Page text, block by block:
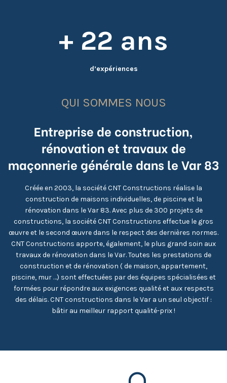
+ 22 ans
d’expériences
QUI SOMMES NOUS
Entreprise de construction,
rénovation et travaux de
maçonnerie générale dans le Var 83
Créée en 2003, la société CNT Constructions réalise la
construction de maisons individuelles, de piscine et la
rénovation dans le Var 83. Avec plus de 300 projets de
constructions, la société CNT Constructions effectue le gros
œuvre et le second œuvre dans le respect des dernières normes.
CNT Constructions apporte, également, le plus grand soin aux
travaux de rénovation dans le Var. Toutes les prestations de
construction et de rénovation ( de maison, appartement,
piscine, mur …) sont effectuées par des équipes spécialisées et
formées pour répondre aux exigences qualité et aux respects
des délais. CNT constructions dans le Var a un seul objectif :
bâtir au meilleur rapport qualité-prix !